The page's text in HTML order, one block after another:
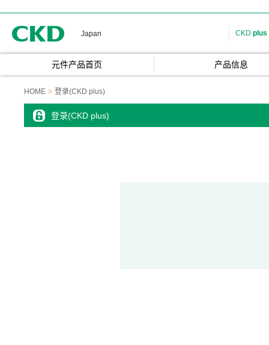
Japan CKD plus
元件产品首页 产品信息
HOME 登录(CKD plus)
登录(CKD plus)